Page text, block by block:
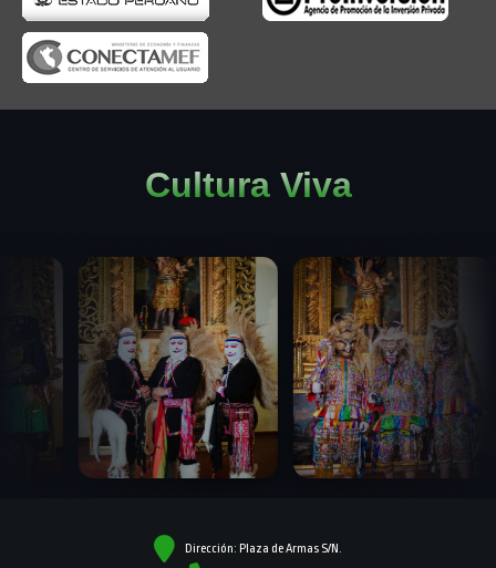
Cultura Viva
Dirección: Plaza de Armas S/N.